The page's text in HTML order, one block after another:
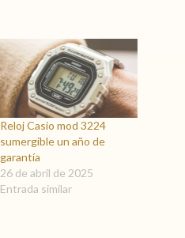
Reloj Casio mod 3224
sumergible un año de
garantía
26 de abril de 2025
Entrada similar